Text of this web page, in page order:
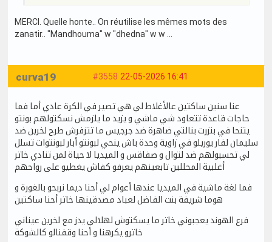
MERCI. Quelle honte.. On réutilise les mêmes mots des
zanatir.. "Mandhouma" w "dhedna" w w ...
#3558 22-05-2026 16:41
curva19
عنا سنين ساكتين عالأغلاط لي هي تصير في الكرة عادي أما فما
حاجات قاعدة تتعاود شي ماشي و يزيد ما يلزمش نسكتولهم بونتو
يتنحا في بنزرت بنالتي ضاهرة ضد جرجيس ما تتزفرش طرح لخرين ضد
سليمان لفار يوريلو في زاوية وحدة باش ينحي لبونتو أبار لبونتوات تسلل
لي تحسبولهم ضد لتوال و صفاقس و الميديا لا حياة لمن تنادي خاتر
أغلبية المحللين تابعينهم يعرفو كفاش يغطيو على رواحهم
فما لغة ماشية في الميديا عندها أعوام لي أحنا ديما نربحو بالغورة و
هوما شريفة بنت الفاضل لعباد مصدقينها خاتر أحنا ساكتين
فرع الهوند يعجبوني خاتر ما يسكتوش لهلالي يدز مع لخرين عيناني
خاترو يكرهنا و أحنا وقفنالو كالشوكة